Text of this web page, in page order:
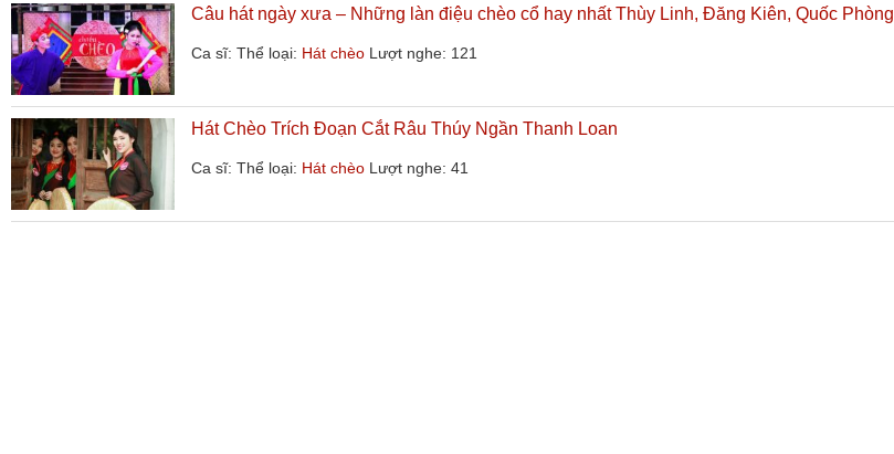
Câu hát ngày xưa – Những làn điệu chèo cổ hay nhất Thùy Linh, Đăng Kiên, Quốc Phòng
Ca sĩ: Thể loại: Hát chèo Lượt nghe: 121
Hát Chèo Trích Đoạn Cắt Râu Thúy Ngần Thanh Loan
Ca sĩ: Thể loại: Hát chèo Lượt nghe: 41